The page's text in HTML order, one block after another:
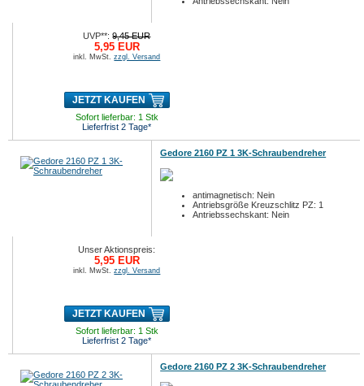
UVP**:9,45 EUR
5,95 EUR
inkl. MwSt.zzgl. Versand
JETZT KAUFEN
Sofort lieferbar: 1 Stk
Lieferfrist 2 Tage*
Gedore 2160 PZ 1 3K-Schraubendreher
antimagnetisch: Nein
Antriebsgröße Kreuzschlitz PZ: 1
Antriebssechskant: Nein
Unser Aktionspreis:
5,95 EUR
inkl. MwSt.zzgl. Versand
JETZT KAUFEN
Sofort lieferbar: 1 Stk
Lieferfrist 2 Tage*
Gedore 2160 PZ 2 3K-Schraubendreher